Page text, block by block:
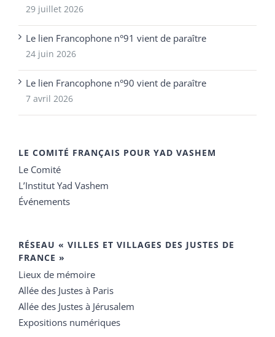
29 juillet 2026
Le lien Francophone n°91 vient de paraître
24 juin 2026
Le lien Francophone n°90 vient de paraître
7 avril 2026
LE COMITÉ FRANÇAIS POUR YAD VASHEM
Le Comité
L’Institut Yad Vashem
Événements
RÉSEAU « VILLES ET VILLAGES DES JUSTES DE
FRANCE »
Lieux de mémoire
Allée des Justes à Paris
Allée des Justes à Jérusalem
Expositions numériques